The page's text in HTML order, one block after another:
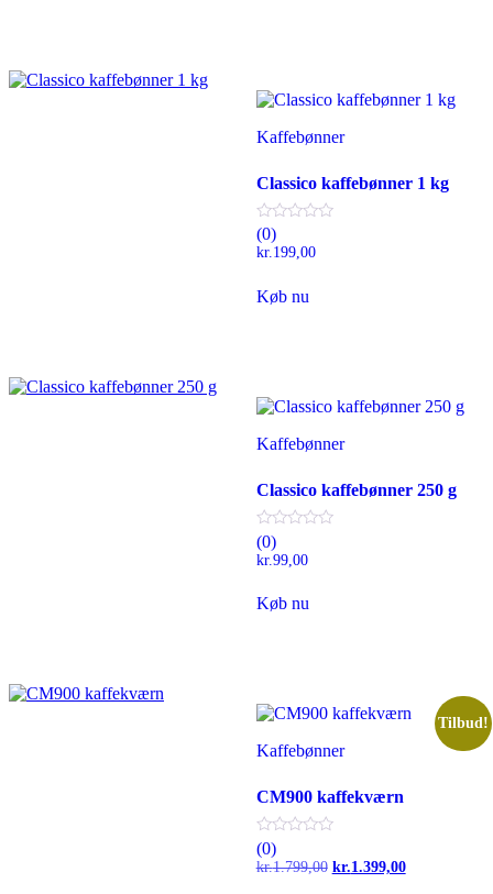
Kaffebønner
Classico kaffebønner 1 kg
(0)
kr.199,00
Køb nu
Kaffebønner
Classico kaffebønner 250 g
(0)
kr. 99,00
Køb nu
Tilbud!
Kaffebønner
CM900 kaffekværn
(0)
kr.1.799,00 Den
kr.1.399,00Den